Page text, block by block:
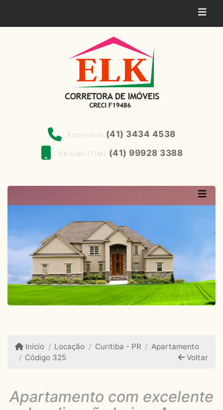
Escritório (41) 3434 4538
Celular (TIM) (41) 99928 3388
Início Locação Curitiba - PR
Apartamento
Código 325
Voltar
Apartamento com excelente